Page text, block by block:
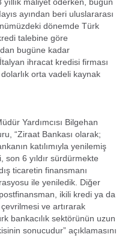
ayından beri uluslararası
dönemde Türk
talebine göre
bugüne kadar
ihracat kredisi firması
orta vadeli kaynak
Yardımcısı Bilgehan
“Ziraat Bankası olarak;
katılımıyla yenilemiş
son 6 yıldır sürdürmekte
ticaretin finansmanı
ile yeniledik. Diğer
ikili kredi ya da
ve artırarak
bankacılık sektörünün uzun
sonucudur” açıklamasını